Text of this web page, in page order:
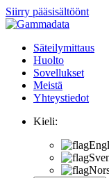
Siirry pääsisältöönt
Säteilymittaus
Huolto
Sovellukset
Meistä
Yhteystiedot
Kieli: